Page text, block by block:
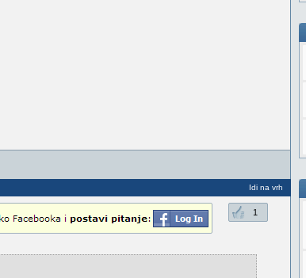
Idi na vrh
1